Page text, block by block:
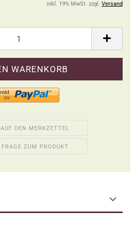
inkl. 19% MwSt. zzgl. Versand
AUF DEN MERKZETTEL
FRAGE ZUM PRODUKT